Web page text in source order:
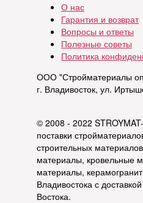
О нас
Гарантия и возврат
Вопросы и ответы
Полезные советы
Политика
ООО "Стройматериалы
г. Владивосток, ул.
© 2008 - 2022
поставки
строительных
материалы, кровельные
материалы,
Владивостока с
Востока.